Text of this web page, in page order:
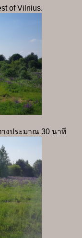
of Vilnius.
างประมาณ 30 นาที